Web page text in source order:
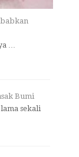
…
Bumi
sekali